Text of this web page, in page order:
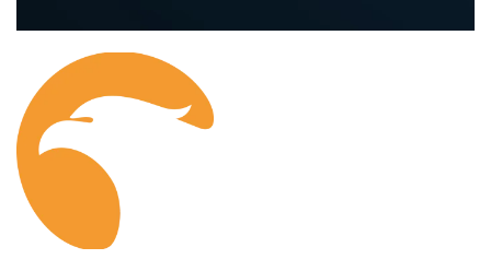
Lista de Desejos
O Hub de Negócios Ópera
Anuncie seus Serviços
Blog